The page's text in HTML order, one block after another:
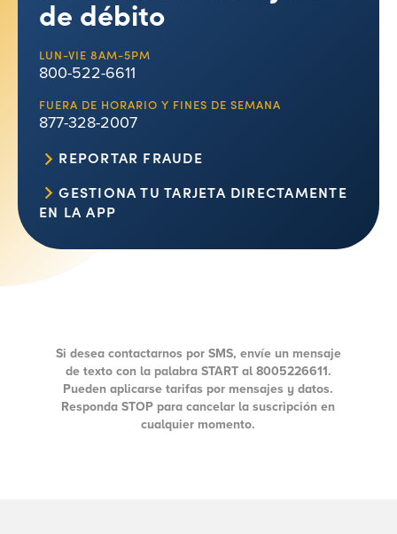
de débito
LUN-VIE 8AM-5PM
800-522-6611
FUERA DE HORARIO Y FINES DE SEMANA
877-328-2007
REPORTAR FRAUDE
GESTIONA TU TARJETA DIRECTAMENTE
EN LA APP
Si desea contactarnos por SMS, envíe un mensaje
de texto con la palabra START al 8005226611.
Pueden aplicarse tarifas por mensajes y datos.
Responda STOP para cancelar la suscripción en
cualquier momento.